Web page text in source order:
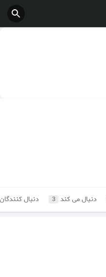
دنبال می کند 3 دنبال